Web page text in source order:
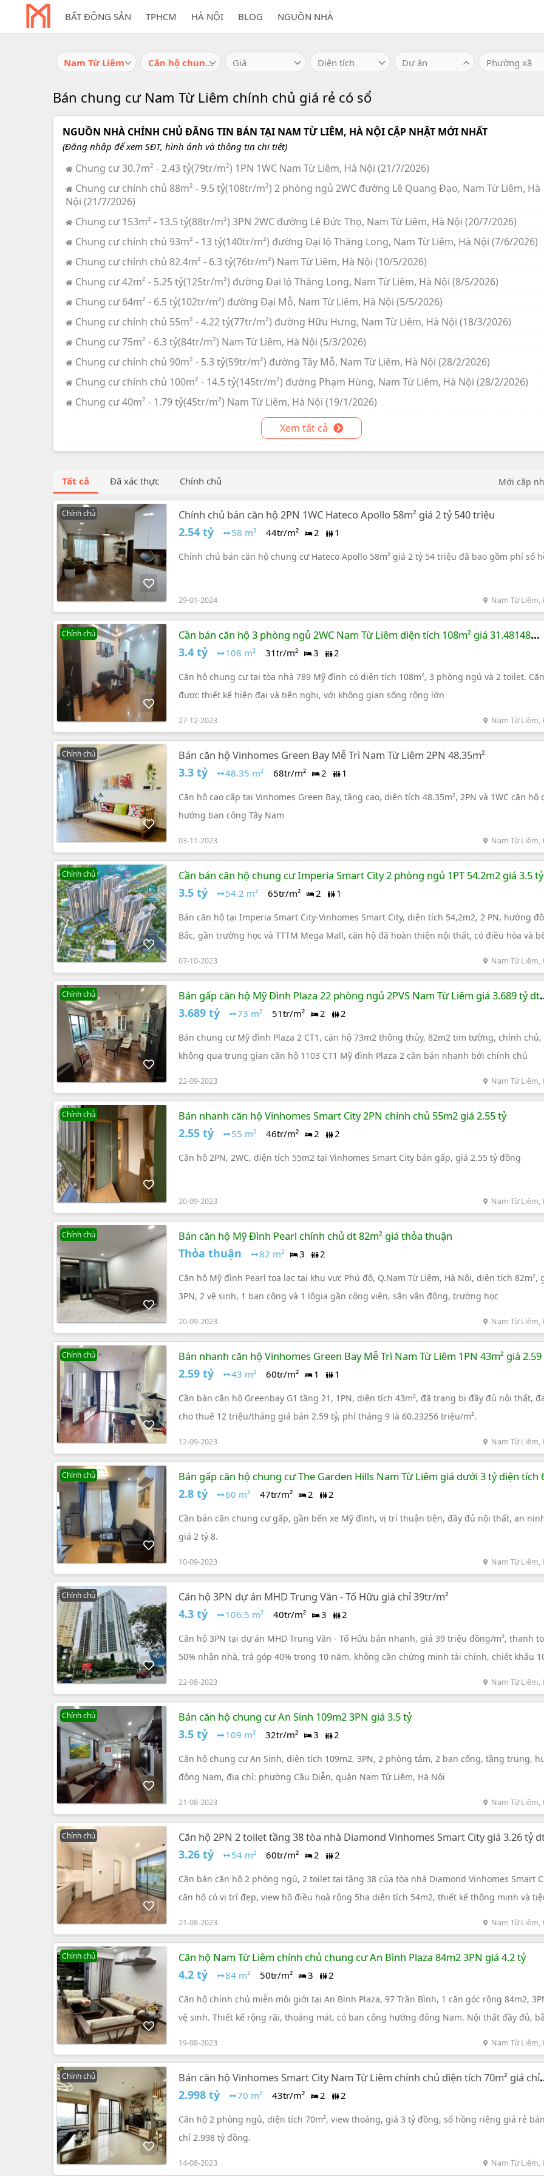
BẤT ĐỘNG SẢN TPHCM HÀ NỘI BLOG NGUỒN NHÀ
Nam Từ Liêm Căn hộ chung cư Giá Diện tích Dự án Phường xã
Bán chung cư Nam Từ Liêm chính chủ giá rẻ có sổ
NGUỒN NHÀ CHÍNH CHỦ ĐĂNG TIN BÁN TẠI NAM TỪ LIÊM, HÀ NỘI CẬP NHẬT MỚI NHẤT
(Đăng nhập để xem SĐT, hình ảnh và thông tin chi tiết)
Chung cư 30.7m² - 2.43 tỷ(79tr/m²) 1PN 1WC Nam Từ Liêm, Hà Nội (21/7/2026)
Chung cư chính chủ 88m² - 9.5 tỷ(108tr/m²) 2 phòng ngủ 2WC đường Lê Quang Đạo, Nam Từ Liêm, Hà
Nội (21/7/2026)
Chung cư 153m² - 13.5 tỷ(88tr/m²) 3PN 2WC đường Lê Đức Thọ, Nam Từ Liêm, Hà Nội (20/7/2026)
Chung cư chính chủ 93m² - 13 tỷ(140tr/m²) đường Đại lộ Thăng Long, Nam Từ Liêm, Hà Nội (7/6/2026)
Chung cư chính chủ 82.4m² - 6.3 tỷ(76tr/m²) Nam Từ Liêm, Hà Nội (10/5/2026)
Chung cư 42m² - 5.25 tỷ(125tr/m²) đường Đại lộ Thăng Long, Nam Từ Liêm, Hà Nội (8/5/2026)
Chung cư 64m² - 6.5 tỷ(102tr/m²) đường Đại Mỗ, Nam Từ Liêm, Hà Nội (5/5/2026)
Chung cư chính chủ 55m² - 4.22 tỷ(77tr/m²) đường Hữu Hưng, Nam Từ Liêm, Hà Nội (18/3/2026)
Chung cư 75m² - 6.3 tỷ(84tr/m²) Nam Từ Liêm, Hà Nội (5/3/2026)
Chung cư chính chủ 90m² - 5.3 tỷ(59tr/m²) đường Tây Mỗ, Nam Từ Liêm, Hà Nội (28/2/2026)
Chung cư chính chủ 100m² - 14.5 tỷ(145tr/m²) đường Phạm Hùng, Nam Từ Liêm, Hà Nội (28/2/2026)
Chung cư 40m² - 1.79 tỷ(45tr/m²) Nam Từ Liêm, Hà Nội (19/1/2026)
Xem tất cả
Tất cả Đã xác thực Chính chủ Mới cập
Chính chủ Chính chủ bán căn hộ 2PN 1WC Hateco Apollo 58m² giá 2 tỷ 540 triệu
2.54 tỷ 58 m² 44tr/m² 2 1
Chính chủ bán căn hộ chung cư Hateco Apollo 58m² giá 2 tỷ 54 triệu đã bao gồm phí sổ
29-01-2024 Nam Từ Liêm,
Chính chủ
Cần bán căn hộ 3 phòng ngủ 2WC Nam Từ Liêm diện tích 108m² giá 31.48148
triệu/m²
3.4 tỷ 108 m² 31tr/m² 3 2
Căn hộ chung cư tại tòa nhà 789 Mỹ đình có diện tích 108m², 3 phòng ngủ và 2 toilet.
được thiết kế hiện đại và tiện nghi, với không gian sống rộng lớn
27-12-2023 Nam Từ Liêm,
Chính chủ Bán căn hộ Vinhomes Green Bay Mễ Trì Nam Từ Liêm 2PN 48.35m²
3.3 tỷ 48.35 m² 68tr/m² 2 1
Căn hộ cao cấp tại Vinhomes Green Bay, tầng cao, diện tích 48.35m², 2PN và 1WC căn hộ
hướng ban công Tây Nam
03-11-2023 Nam Từ Liêm,
Chính chủ Cần bán căn hộ chung cư Imperia Smart City 2 phòng ngủ 1PT 54.2m2 giá 3.5 tỷ
3.5 tỷ 54.2 m² 65tr/m² 2 1
Bán căn hộ tại Imperia Smart City-Vinhomes Smart City, diện tích 54,2m2, 2 PN, hướng
Bắc, gần trường học và TTTM Mega Mall, căn hộ đã hoàn thiện nội thất, có điều hòa và
07-10-2023 Nam Từ Liêm,
Chính chủ
Bán gấp căn hộ Mỹ Đình Plaza 22 phòng ngủ 2PVS Nam Từ Liêm giá 3.689 tỷ dt
73m2
3.689 tỷ 73 m² 51tr/m² 2 2
Bán chung cư Mỹ đình Plaza 2 CT1, căn hộ 73m2 thông thủy, 82m2 tim tường, chính chủ,
không qua trung gian căn hộ 1103 CT1 Mỹ đình Plaza 2 cần bán nhanh bởi chính chủ
22-09-2023 Nam Từ Liêm,
Chính chủ Bán nhanh căn hộ Vinhomes Smart City 2PN chính chủ 55m2 giá 2.55 tỷ
2.55 tỷ 55 m² 46tr/m² 2 2
Căn hộ 2PN, 2WC, diện tích 55m2 tại Vinhomes Smart City bán gấp, giá 2.55 tỷ đồng
20-09-2023 Nam Từ Liêm,
Chính chủ Bán căn hộ Mỹ Đình Pearl chính chủ dt 82m² giá thỏa thuận
Thỏa thuận 82 m² 3 2
Căn hộ Mỹ đình Pearl tọa lạc tại khu vực Phú đô, Q.Nam Từ Liêm, Hà Nội, diện tích 82m²,
3PN, 2 vệ sinh, 1 ban công và 1 lôgia gần công viên, sân vận động, trường học
20-09-2023 Nam Từ Liêm,
Chính chủ Bán nhanh căn hộ Vinhomes Green Bay Mễ Trì Nam Từ Liêm 1PN 43m² giá
2.59 tỷ 43 m² 60tr/m² 1 1
Cần bán căn hộ Greenbay G1 tầng 21, 1PN, diện tích 43m², đã trang bị đầy đủ nội thất,
cho thuê 12 triệu/tháng giá bán 2.59 tỷ, phí tháng 9 là 60.23256 triệu/m².
12-09-2023 Nam Từ Liêm,
Chính chủ
Bán gấp căn hộ chung cư The Garden Hills Nam Từ Liêm giá dưới 3 tỷ diện tích
mét
2.8 tỷ 60 m² 47tr/m² 2 2
Cần bán căn chung cư gấp, gần bến xe Mỹ đình, vị trí thuận tiện, đầy đủ nội thất, an
giá 2 tỷ 8.
10-09-2023 Nam Từ Liêm,
Chính chủ Căn hộ 3PN dự án MHD Trung Văn - Tố Hữu giá chỉ 39tr/m²
4.3 tỷ 106.5 m² 40tr/m² 3 2
Căn hộ 3PN tại dự án MHD Trung Văn - Tố Hữu bán nhanh, giá 39 triệu đồng/m², thanh
50% nhận nhà, trả góp 40% trong 10 năm, không cần chứng minh tài chính, chiết khấu
22-08-2023 Nam Từ Liêm,
Chính chủ Bán căn hộ chung cư An Sinh 109m2 3PN giá 3.5 tỷ
3.5 tỷ 109 m² 32tr/m² 3 2
Căn hộ chung cư An Sinh, diện tích 109m2, 3PN, 2 phòng tắm, 2 ban công, tầng trung,
đông Nam, địa chỉ: phường Cầu Diễn, quận Nam Từ Liêm, Hà Nội
21-08-2023 Nam Từ Liêm,
Chính chủ
Căn hộ 2PN 2 toilet tầng 38 tòa nhà Diamond Vinhomes Smart City giá 3.26 tỷ
54m²
3.26 tỷ 54 m² 60tr/m² 2 2
Cần bán căn hộ 2 phòng ngủ, 2 toilet tại tầng 38 của tòa nhà Diamond Vinhomes Smart
căn hộ có vị trí đẹp, view hồ điều hoà rộng 5ha diện tích 54m2, thiết kế thông minh và
21-08-2023 Nam Từ Liêm,
Chính chủ Căn hộ Nam Từ Liêm chính chủ chung cư An Bình Plaza 84m2 3PN giá 4.2 tỷ
4.2 tỷ 84 m² 50tr/m² 3 2
Căn hộ chính chủ miễn môi giới tại An Bình Plaza, 97 Trần Bình, 1 căn góc rộng 84m2,
vệ sinh. Thiết kế rộng rãi, thoáng mát, có ban công hướng đông Nam. Nội thất đầy đủ,
19-08-2023 Nam Từ Liêm,
Chính chủ
Bán căn hộ Vinhomes Smart City Nam Từ Liêm chính chủ diện tích 70m² giá chỉ
2.998 tỷ
2.998 tỷ 70 m² 43tr/m² 2 2
Căn hộ 2 phòng ngủ, diện tích 70m², view thoáng, giá 3 tỷ đồng, sổ hồng riêng giá rẻ
chỉ 2.998 tỷ đồng.
14-08-2023 Nam Từ Liêm,